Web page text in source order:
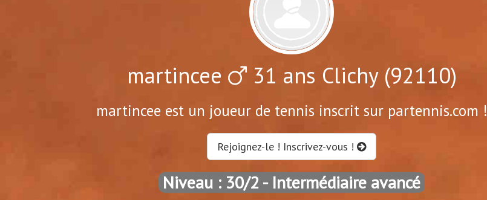
martincee 31 ans Clichy (92110)
martincee est un joueur de tennis inscrit sur partennis.com !
Rejoignez-le ! Inscrivez-vous !
Niveau : 30/2 - Intermédiaire avancé